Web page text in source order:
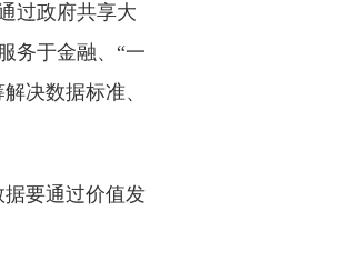
过政府共享大
务于金融、“一
决数据标准、
要通过价值发